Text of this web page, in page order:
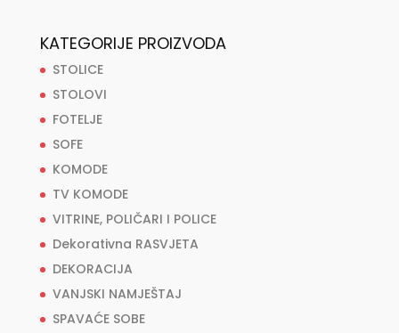
KATEGORIJE PROIZVODA
STOLICE
STOLOVI
FOTELJE
SOFE
KOMODE
TV KOMODE
VITRINE, POLIČARI I POLICE
Dekorativna RASVJETA
DEKORACIJA
VANJSKI NAMJEŠTAJ
SPAVAĆE SOBE